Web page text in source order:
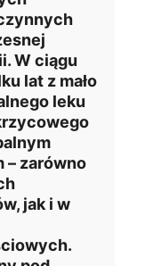
W ciągu
lat z mało
leku
– zarówno
jak i w